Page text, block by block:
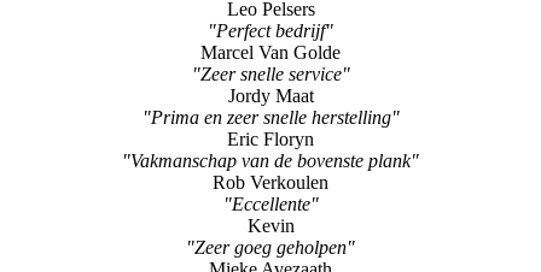
Leo Pelsers
"Perfect bedrijf"
Marcel Van Golde
"Zeer snelle service"
Jordy Maat
"Prima en zeer snelle herstelling"
Eric Floryn
"Vakmanschap van de bovenste plank"
Rob Verkoulen
"Eccellente"
Kevin
"Zeer goeg geholpen"